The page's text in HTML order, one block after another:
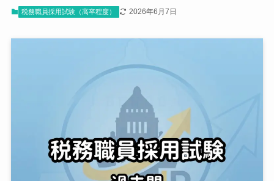
税務職員採用試験（高卒程度） 2026年6月7日